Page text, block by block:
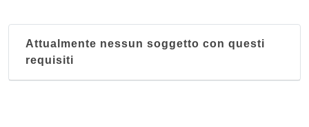
Attualmente nessun soggetto con questi
requisiti